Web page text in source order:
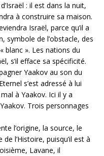
: il est dans la nuit,
à construire sa maison.
Israël, parce qu’il a
symbole de l’obstacle, des
blanc ». Les nations du
s’il efface sa spécificité.
Yaakov au son du
s’est adressé à lui
à Yaakov. Ici il y a
Trois personnages
l’origine, la source, le
l’Histoire, puisqu’il est à
Lavane, il